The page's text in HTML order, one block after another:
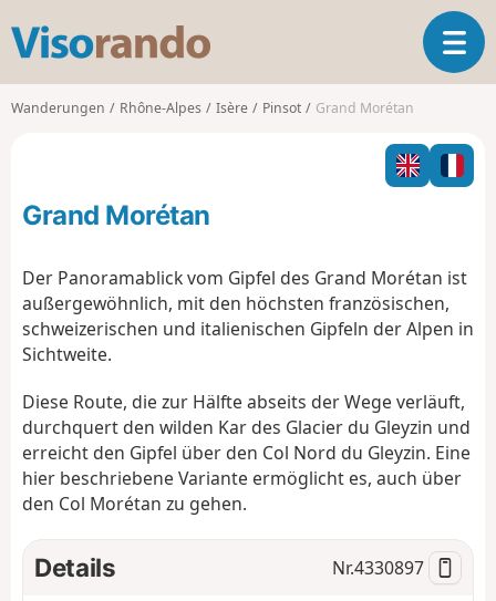
s
o
T
o
l
n
g
n
Wanderungen Rhône-Alpes Isère Pinsot Grand Morétan
Grand Morétan
Der Panoramablick vom Gipfel des Grand Morétan ist
außergewöhnlich, mit den höchsten französischen,
schweizerischen und italienischen Gipfeln der Alpen in
Sichtweite.
Diese Route, die zur Hälfte abseits der Wege verläuft,
durchquert den wilden Kar des Glacier du Gleyzin und
erreicht den Gipfel über den Col Nord du Gleyzin. Eine
hier beschriebene Variante ermöglicht es, auch über
den Col Morétan zu gehen.
Details Nr.4330897